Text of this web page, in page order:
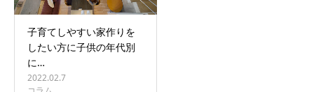
子育てしやすい家作りを
したい方に子供の年代別
に…
2022.02.7